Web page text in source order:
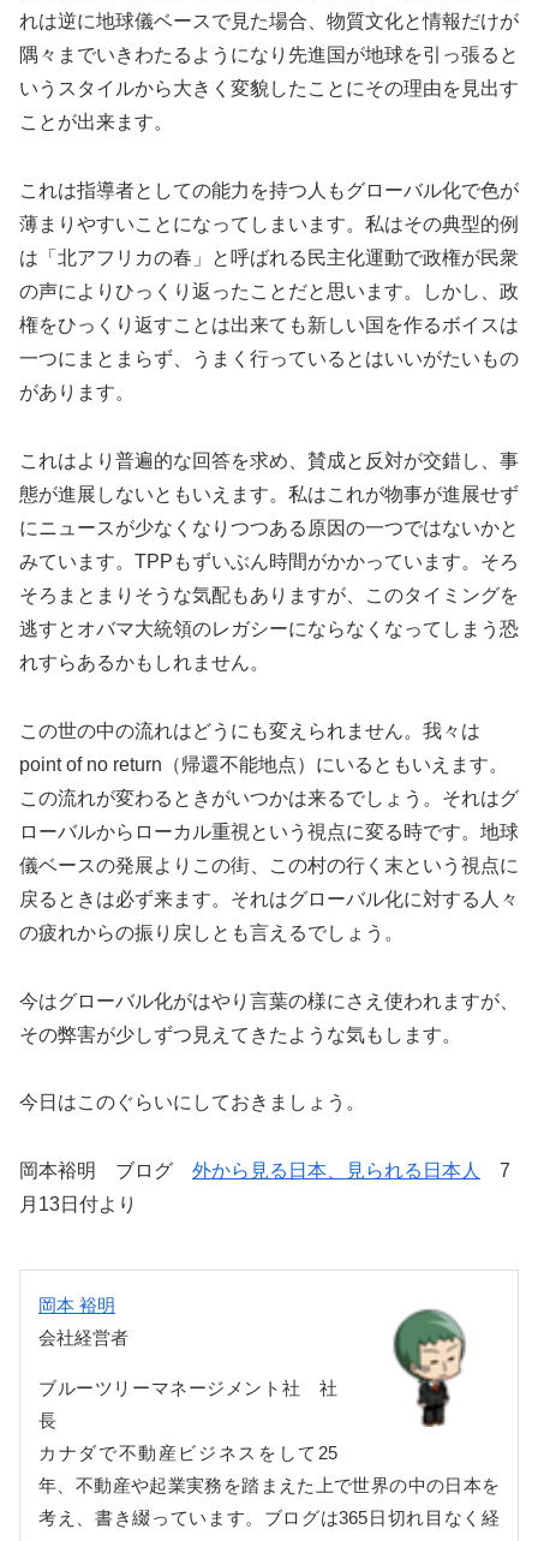
れは逆に地球儀ベースで見た場合、物質文化と情報だけが
隅々までいきわたるようになり先進国が地球を引っ張ると
いうスタイルから大きく変貌したことにその理由を見出す
ことが出来ます。
これは指導者としての能力を持つ人もグローバル化で色が
薄まりやすいことになってしまいます。私はその典型的例
は「北アフリカの春」と呼ばれる民主化運動で政権が民衆
の声によりひっくり返ったことだと思います。しかし、政
権をひっくり返すことは出来ても新しい国を作るボイスは
一つにまとまらず、うまく行っているとはいいがたいもの
があります。
これはより普遍的な回答を求め、賛成と反対が交錯し、事
態が進展しないともいえます。私はこれが物事が進展せず
にニュースが少なくなりつつある原因の一つではないかと
みています。TPPもずいぶん時間がかかっています。そろ
そろまとまりそうな気配もありますが、このタイミングを
逃すとオバマ大統領のレガシーにならなくなってしまう恐
れすらあるかもしれません。
この世の中の流れはどうにも変えられません。我々は
point of no return（帰還不能地点）にいるともいえます。
この流れが変わるときがいつかは来るでしょう。それはグ
ローバルからローカル重視という視点に変る時です。地球
儀ベースの発展よりこの街、この村の行く末という視点に
戻るときは必ず来ます。それはグローバル化に対する人々
の疲れからの振り戻しとも言えるでしょう。
今はグローバル化がはやり言葉の様にさえ使われますが、
その弊害が少しずつ見えてきたような気もします。
今日はこのぐらいにしておきましょう。
岡本裕明 ブログ 外から見る日本、見られる日本人
7
月13日付より
岡本 裕明
会社経営者
ブルーツリーマネージメント社 社
長
カナダで不動産ビジネスをして25
年、不動産や起業実務を踏まえた上で世界の中の日本を
考え、書き綴っています。ブログは365日切れ目なく経